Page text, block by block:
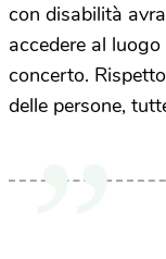
con disabilità
accedere al
concerto.
delle persone,